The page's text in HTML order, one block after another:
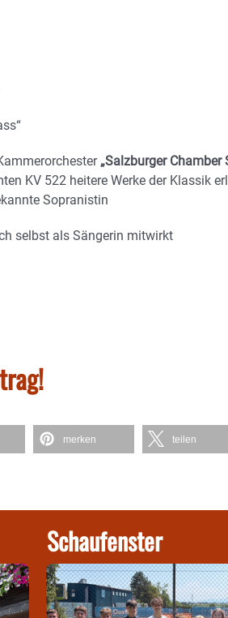
„Salzburger Chamber
KV 522 heitere Werke der Klassik
Sopranistin
selbst als Sängerin mitwirkt
merken teilen
Schaufenster